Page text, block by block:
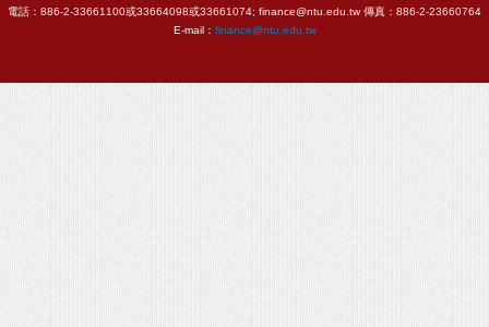
電話：886-2-33661100或33664098或33661074; finance@ntu.edu.tw 傳真：886-2-23660764
E-mail： finance@ntu.edu.tw